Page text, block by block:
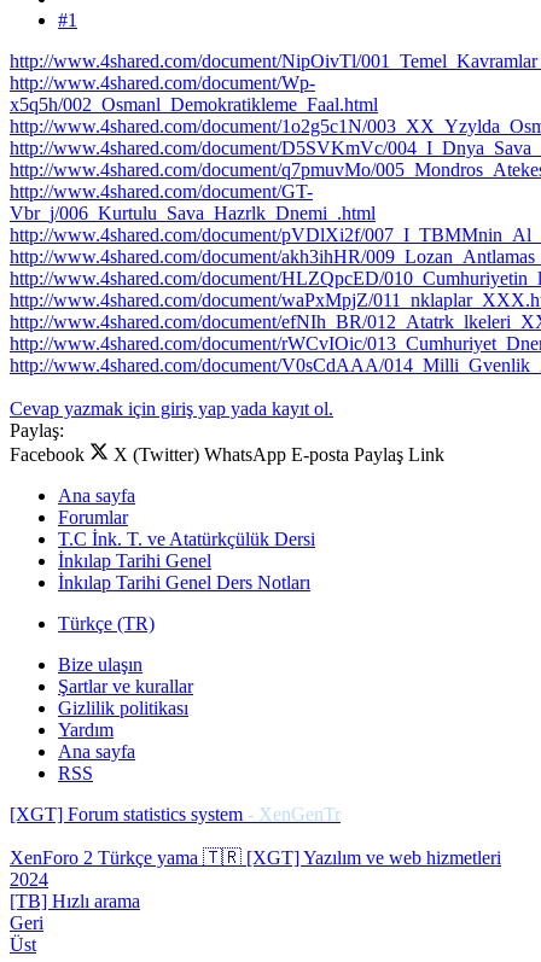
#1
http://www.4shared.com/document/NipOivTl/
http://www.4shared.com/document/Wp-
x5q5h/002_Osmanl_Demokratikleme_Faal.html
http://www.4shared.com/document/1o2g5c1N/
http://www.4shared.com/document/D5SVKmVc/
http://www.4shared.com/document/q7pmuvMo/
http://www.4shared.com/document/GT-
Vbr_j/006_Kurtulu_Sava_Hazrlk_Dnemi_.html
http://www.4shared.com/document/pVDlXi2f/
http://www.4shared.com/document/akh3ihHR/
http://www.4shared.com/document/HLZQpcED/
http://www.4shared.com/document/waPxMpjZ/
http://www.4shared.com/document/efNIh_BR/
http://www.4shared.com/document/rWCvIOic/
http://www.4shared.com/document/V0sCdAAA/
Cevap yazmak için giriş yap yada kayıt ol.
Paylaş:
Facebook
X (Twitter) WhatsApp E-posta Paylaş Link
Ana sayfa
Forumlar
T.C İnk. T. ve Atatürkçülük Dersi
İnkılap Tarihi Genel
İnkılap Tarihi Genel Ders Notları
Türkçe (TR)
Bize ulaşın
Şartlar ve kurallar
Gizlilik politikası
Yardım
Ana sayfa
RSS
[XGT] Forum statistics system - XenGenTr
XenForo 2 Türkçe yama 🇹🇷 [XGT] Yazılım ve web hizmetleri
2024
[TB] Hızlı arama
Geri
Üst